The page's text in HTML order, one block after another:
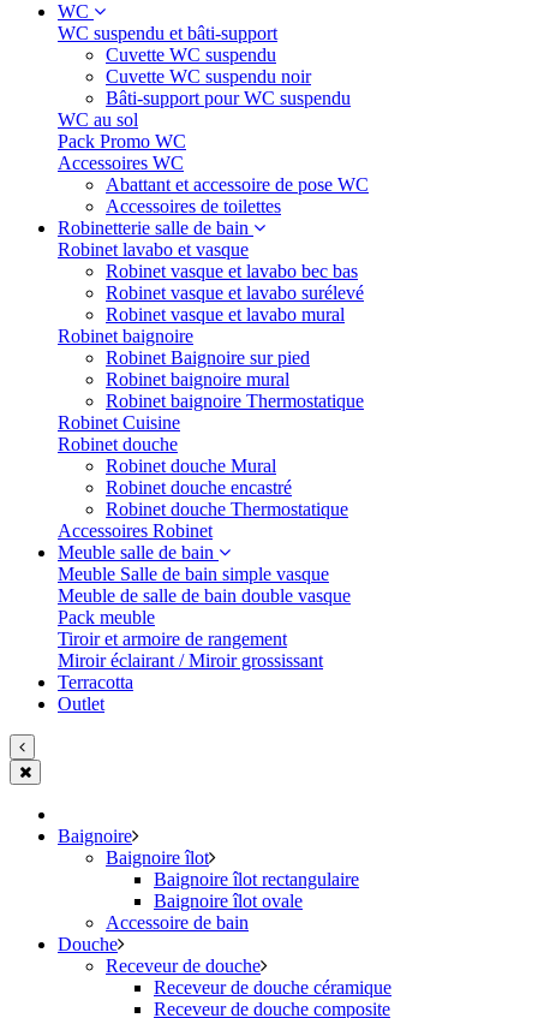
WC
WC suspendu et bâti-support
Cuvette WC suspendu
Cuvette WC suspendu noir
Bâti-support pour WC suspendu
WC au sol
Pack Promo WC
Accessoires WC
Abattant et accessoire de pose WC
Accessoires de toilettes
Robinetterie salle de bain
Robinet lavabo et vasque
Robinet vasque et lavabo bec bas
Robinet vasque et lavabo surélevé
Robinet vasque et lavabo mural
Robinet baignoire
Robinet Baignoire sur pied
Robinet baignoire mural
Robinet baignoire Thermostatique
Robinet Cuisine
Robinet douche
Robinet douche Mural
Robinet douche encastré
Robinet douche Thermostatique
Accessoires Robinet
Meuble salle de bain
Meuble Salle de bain simple vasque
Meuble de salle de bain double vasque
Pack meuble
Tiroir et armoire de rangement
Miroir éclairant / Miroir grossissant
Terracotta
Outlet
Baignoire
Baignoire îlot
Baignoire îlot rectangulaire
Baignoire îlot ovale
Accessoire de bain
Douche
Receveur de douche
Receveur de douche céramique
Receveur de douche composite